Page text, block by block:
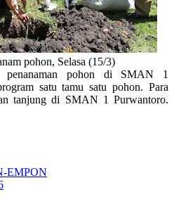
pohon, Selasa (15/3)
penanaman pohon di SMAN 1
satu tamu satu pohon. Para
tanjung di SMAN 1 Purwantoro.
EMPON